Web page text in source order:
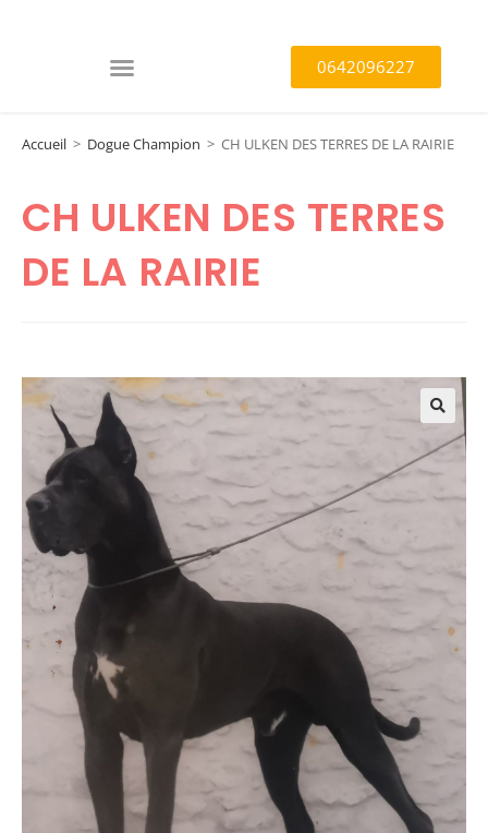
0642096227
Accueil > Dogue Champion > CH ULKEN DES TERRES DE LA RAIRIE
CH ULKEN DES TERRES
DE LA RAIRIE